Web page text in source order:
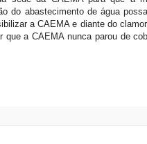
do abastecimento de água
a CAEMA e diante do
que a CAEMA nunca parou de